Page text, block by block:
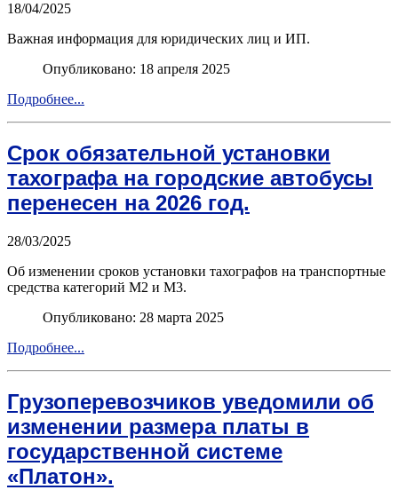
18/04/2025
Важная информация для юридических лиц и ИП.
Опубликовано: 18 апреля 2025
Подробнее...
Срок обязательной установки
тахографа на городские автобусы
перенесен на 2026 год.
28/03/2025
Об изменении сроков установки тахографов на транспортные
средства категорий М2 и М3.
Опубликовано: 28 марта 2025
Подробнее...
Грузоперевозчиков уведомили об
изменении размера платы в
государственной системе
«Платон».